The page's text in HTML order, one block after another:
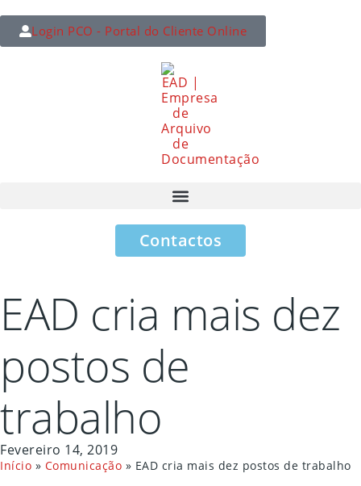
Login PCO - Portal do Cliente Online
Contactos
EAD cria mais dez
postos de
trabalho
Fevereiro 14, 2019
Início » Comunicação » EAD cria mais dez postos de trabalho